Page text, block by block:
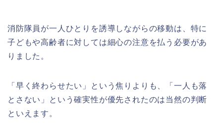
消防隊員が一人ひとりを誘導しながらの移動は、特に
子どもや高齢者に対しては細心の注意を払う必要があ
りました。
「早く終わらせたい」という焦りよりも、「一人も落
とさない」という確実性が優先されたのは当然の判断
といえます。